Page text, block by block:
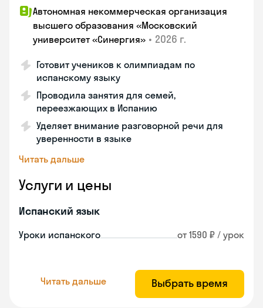
Автономная некоммерческая организация
высшего образования «Московский
университет «Синергия» • 2026 г.
Готовит учеников к олимпиадам по
испанскому языку
Проводила занятия для семей,
переезжающих в Испанию
Уделяет внимание разговорной речи для
уверенности в языке
Читать дальше
Услуги и цены
Испанский язык
Уроки испанского от 1590 ₽ / урок
Читать дальше Выбрать время